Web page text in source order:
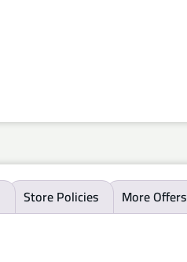
More Offers
Store Policies